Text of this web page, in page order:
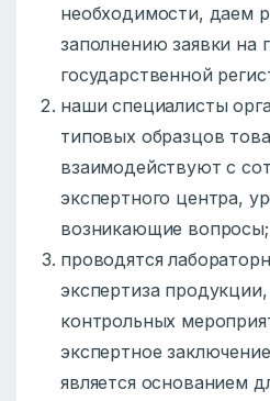
необходимости, даем
заполнению заявки на
государственной
наши специалисты
типовых образцов
взаимодействуют с
экспертного центра,
возникающие вопросы;
проводятся
экспертиза
контрольных
экспертное
является основанием